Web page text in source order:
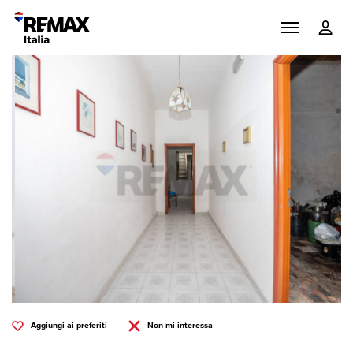
Aggiungi ai preferiti Non mi interessa